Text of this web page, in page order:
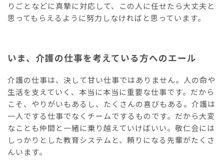
りごとなどに真摯に対応して、この人に任せたら大丈夫と
思ってもらえるように努力しなければと思っています。
いま、介護の仕事を考えている方へのエール
介護の仕事は、決して甘い仕事ではありません。人の命や
生活を支えていく、本当に本当に重要な仕事です。だから
こそ、やりがいもあるし、たくさんの喜びもある。介護は
一人でする仕事でなくチームでするものです。だから大変
なことも仲間と一緒に乗り越えていけばいい。敬仁会には
しっかりとした教育システムと、頼りになる先輩がたくさ
んいます。